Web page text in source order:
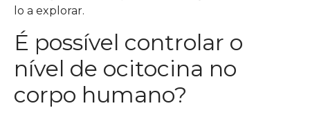
lo a explorar.
É possível controlar o
nível de ocitocina no
corpo humano?